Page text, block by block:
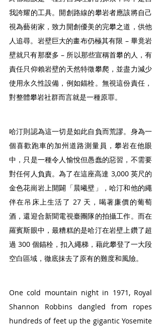
我誇耀的工具。開創路線的攀岩者應該將自己
視為藝術家，致力開創優美的完攀之道，供他
人追尋。岩壁巨大的畫布仍極其有限 – 畢竟岩
壁就只有那麼多 – 所以那些宣稱首攀的人，有
責任只仰賴岩壁的天然特徵攀爬，並盡力減少
使用永久性設備，例如錨栓。無視這份責任，
對整體攀岩社群而言就是一種原罪。
哈汀則認為這一切是如此自負而荒謬。身為一
個喜歡跑車的加州道路測量員，攀岩在他眼
中，只是一種令人愉悅但愚蠢的惡習，不需要
對任何人負責。為了在這座高達 3,000 英尺的
金色花崗岩上開闢「晨曦壁」，哈汀和他的繩
伴在吊床上生活了 27 天，喝著廉價的葡萄
酒，還迎合新聞電視臺團隊的拍攝工作。而在
羅賓斯眼中，最糟糕的是哈汀在岩壁上鑽了超
過 300 個錨栓，扣入繩梯，藉此攀登了一大段
空白區域，徹底抹去了原有的難度和風險。
One cold mountain night in 1971, Royal
Shannon Robbins dangled from ropes
hundreds of feet up the gigantic Yosemite